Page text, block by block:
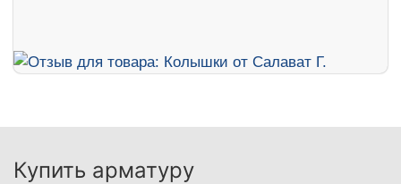
Купить арматуру